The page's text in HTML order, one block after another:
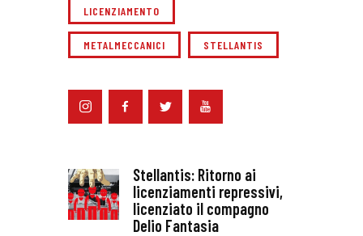
LICENZIAMENTO
METALMECCANICI STELLANTIS
Stellantis: Ritorno ai
licenziamenti repressivi,
licenziato il compagno
Delio Fantasia